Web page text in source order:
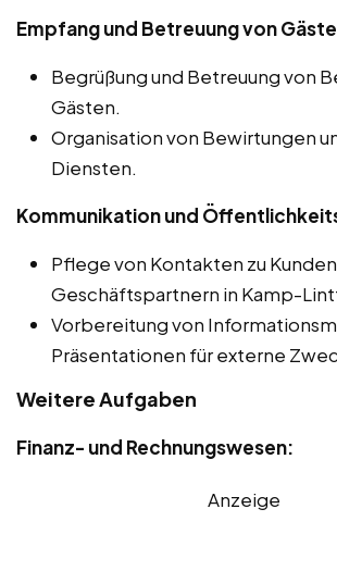
Empfang und Betreuung von
Begrüßung und Betreuung von
Gästen.
Organisation von Bewirtungen
Diensten.
Kommunikation und
Pflege von Kontakten zu
Geschäftspartnern in Kamp-
Vorbereitung von
Präsentationen für externe
Weitere Aufgaben
Finanz- und Rechnungswesen:
Anzeige